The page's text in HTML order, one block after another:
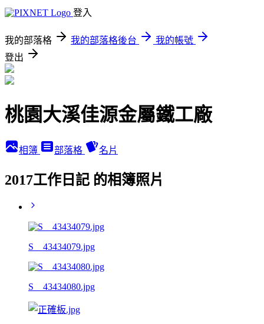
登入
我的部落格 我的部落格後台
我的帳號
登出
桃園大溪佳源金屬鐵工廠
相簿 部落格 名片
2017工作日記 的相簿照片
S__43434079.jpg
S__43434080.jpg